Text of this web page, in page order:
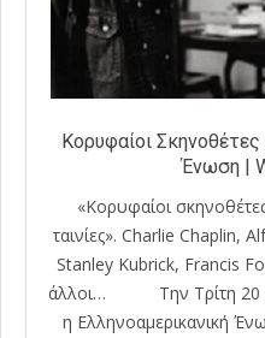
Κορυφαίοι
Ένωση |
«Κορυφαίοι
ταινίες». Charlie Chaplin,
Stanley Kubrick, Francis
άλλοι… Την Τρίτη 20
η Ελληνοαμερικανική